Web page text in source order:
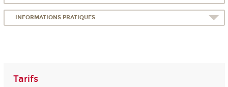
INFORMATIONS PRATIQUES
Tarifs